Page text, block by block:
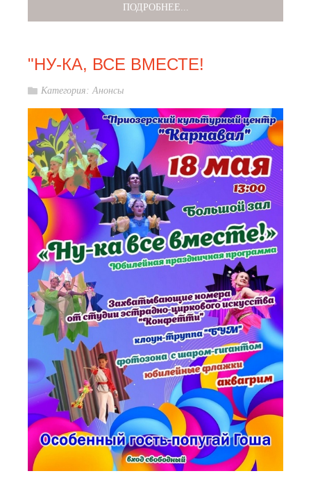
ПОДРОБНЕЕ...
"НУ-КА, ВСЕ ВМЕСТЕ!
Категория: Анонсы